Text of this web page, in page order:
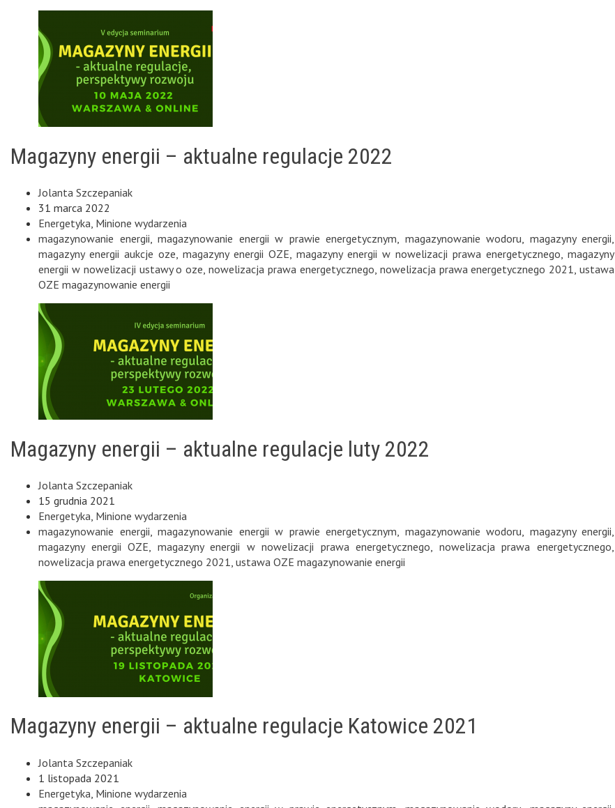
Magazyny energii – aktualne regulacje 2022
Jolanta Szczepaniak
31 marca 2022
Energetyka, Minione wydarzenia
magazynowanie energii, magazynowanie energii w prawie energetycznym, magazynowanie wodoru, magazyny energii,
magazyny energii aukcje oze, magazyny energii OZE, magazyny energii w nowelizacji prawa energetycznego, magazyny
energii w nowelizacji ustawy o oze,nowelizacja prawa energetycznego, nowelizacja prawa energetycznego 2021,ustawa
OZE magazynowanie energii
Magazyny energii – aktualne regulacje luty 2022
Jolanta Szczepaniak
15 grudnia 2021
Energetyka, Minione wydarzenia
magazynowanie energii, magazynowanie energii w prawie energetycznym, magazynowanie wodoru, magazyny energii,
magazyny energii OZE, magazyny energii w nowelizacji prawa energetycznego, nowelizacja prawa energetycznego,
nowelizacja prawa energetycznego 2021, ustawa OZE magazynowanie energii
Magazyny energii – aktualne regulacje Katowice 2021
Jolanta Szczepaniak
1 listopada 2021
Energetyka Minione wydarzenia